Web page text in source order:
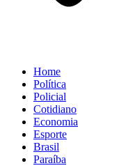
Home
Política
Policial
Cotidiano
Economia
Esporte
Brasil
Paraíba